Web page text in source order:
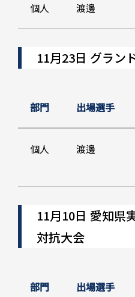
個人 渡邊
11月23日 グラン
部門 出場選手
個人 渡邊
11月10日 愛知県
対抗大会
部門 出場選手